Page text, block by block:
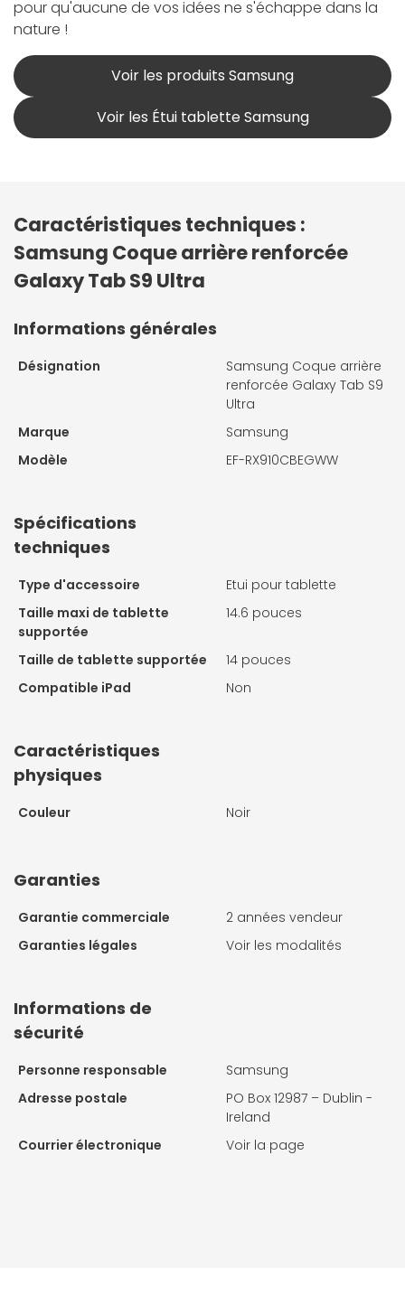
pour qu'aucune de vos idées ne s'échappe dans la
nature !
Voir les produits Samsung
Voir les Étui tablette Samsung
Caractéristiques techniques :
Samsung Coque arrière renforcée
Galaxy Tab S9 Ultra
Informations générales
Désignation
Samsung Coque arrière
renforcée Galaxy Tab S9
Ultra
Marque
Samsung
Modèle
EF-RX910CBEGWW
Spécifications
techniques
Type d'accessoire
Etui pour tablette
Taille maxi de tablette
supportée
14.6 pouces
Taille de tablette supportée
14 pouces
Compatible iPad
Non
Caractéristiques
physiques
Couleur Noir
Garanties
Garantie commerciale
2 années vendeur
Garanties légales
Voir les modalités
Informations de
sécurité
Personne responsable
Samsung
Adresse postale
PO Box 12987 – Dublin -
Ireland
Courrier électronique
Voir la page